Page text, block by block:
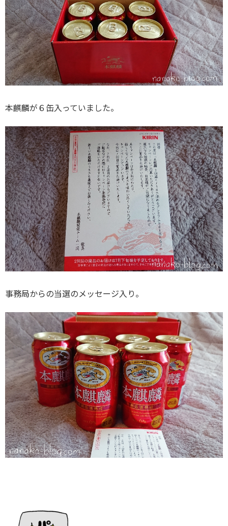
本麒麟が６缶入っていました。
事務局からの当選のメッセージ入り。